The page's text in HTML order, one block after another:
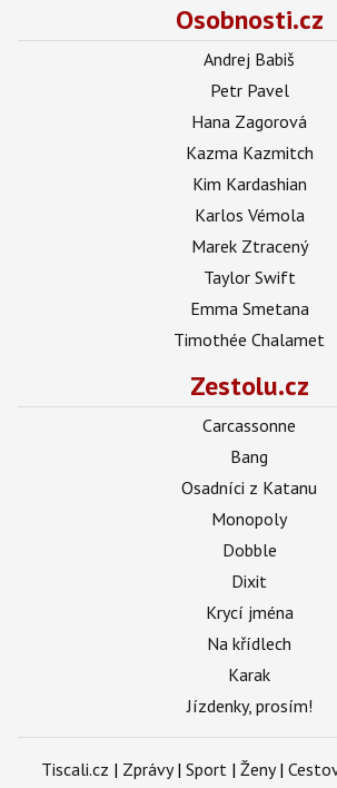
Osobnosti.cz
Andrej Babiš
Petr Pavel
Hana Zagorová
Kazma Kazmitch
Kim Kardashian
Karlos Vémola
Marek Ztracený
Taylor Swift
Emma Smetana
Timothée Chalamet
Zestolu.cz
Carcassonne
Bang
Osadníci z Katanu
Monopoly
Dobble
Dixit
Krycí jména
Na křídlech
Karak
Jízdenky, prosím!
Tiscali.cz | Zprávy| Sport | Ženy|